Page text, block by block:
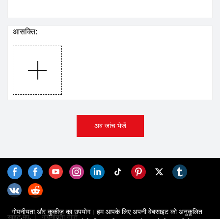
आसक्ति:
अब जांच भेजें
साइट मैप गोपनीयता नीति
गोपनीयता और कुकीज़ का उपयोग। हम आपके लिए अपनी वेबसाइट को अनुकूलित